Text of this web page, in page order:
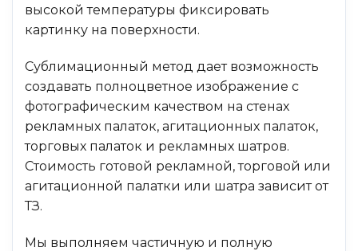
высокой температуры фиксировать
картинку на поверхности.
Сублимационный метод дает возможность
создавать полноцветное изображение с
фотографическим качеством на стенах
рекламных палаток, агитационных палаток,
торговых палаток и рекламных шатров.
Стоимость готовой рекламной, торговой или
агитационной палатки или шатра зависит от
ТЗ.
Мы выполняем частичную и полную